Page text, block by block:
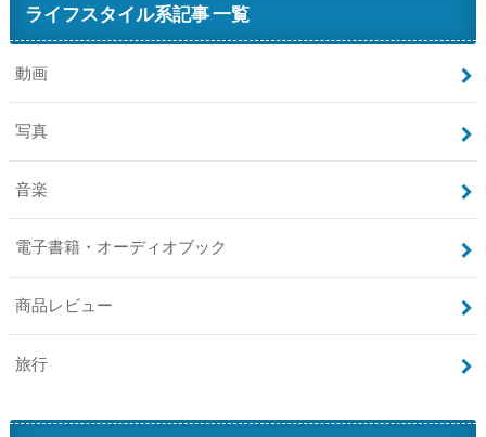
ライフスタイル系記事 一覧
動画
写真
音楽
電子書籍・オーディオブック
商品レビュー
旅行